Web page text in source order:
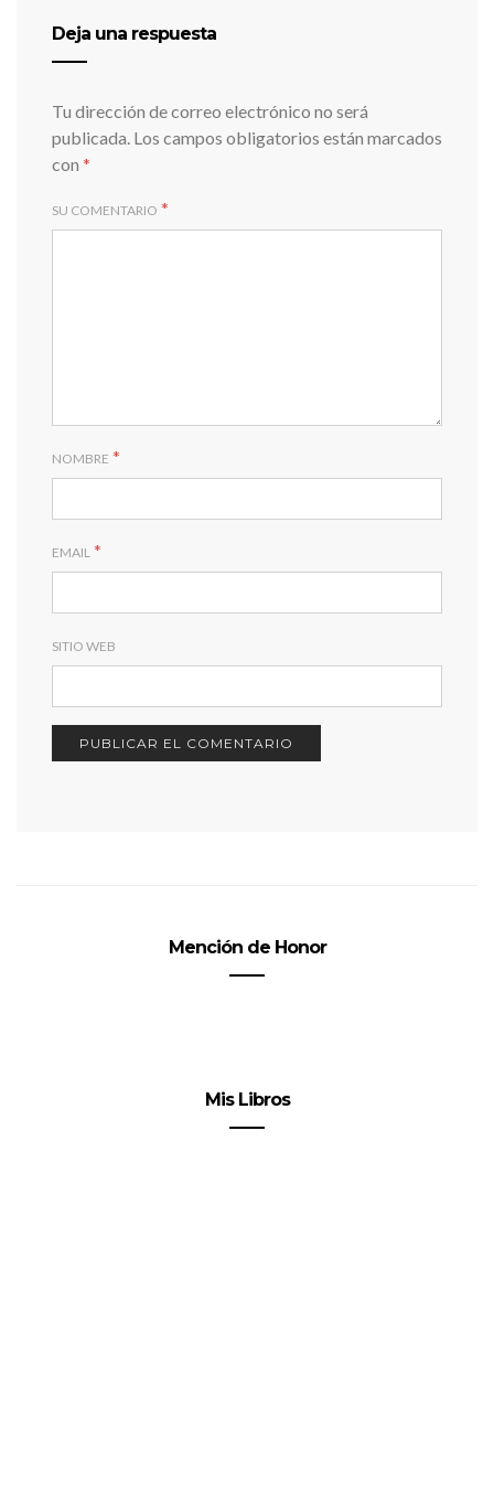
Deja una respuesta
Tu dirección de correo electrónico no será
publicada. Los campos obligatorios están marcados
con *
SU COMENTARIO *
NOMBRE *
EMAIL *
SITIO WEB
Mención de Honor
Mis Libros